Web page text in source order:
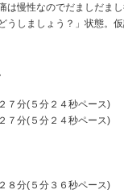
慢性なのでだましだま
うしましょう？」状態。
(５分２４秒ペース)
分(５分２４秒ペース)
分(５分３６秒ペース)